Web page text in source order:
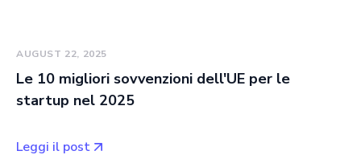
AUGUST 22, 2025
Le 10 migliori sovvenzioni dell'UE per le
startup nel 2025
Leggi il post